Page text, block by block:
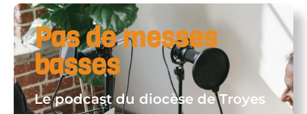
Pas de messes
basses
Le podcast du diocèse de Troyes